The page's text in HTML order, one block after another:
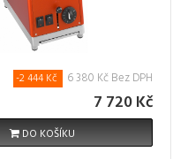
-2 444 Kč 6 380 Kč Bez DPH
7 720 Kč
DO KOŠÍKU